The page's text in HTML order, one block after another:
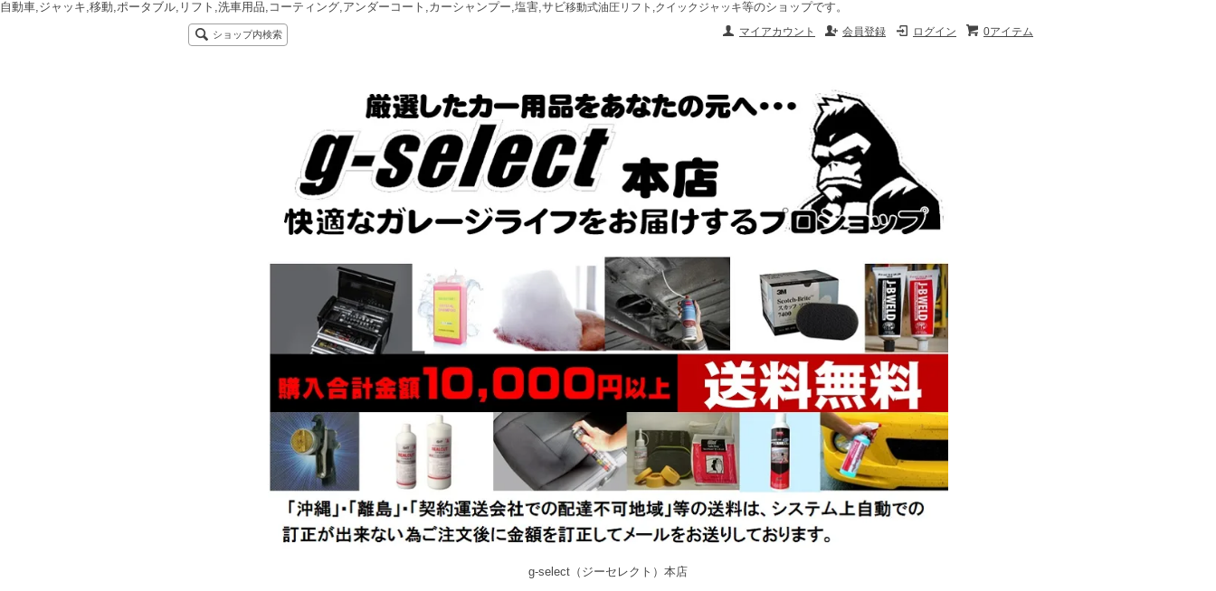
自動車,ジャッキ,移動,ポータブル,リフト,洗車用品,コーティング,アンダーコート,カーシャンプー,塩害,サビ移動式油圧リフト,クイックジャッキ等のショップです。
0アイテム
ログイン
会員登録
マイアカウント
ショップ内検索
g-select（ジーセレクト）本店